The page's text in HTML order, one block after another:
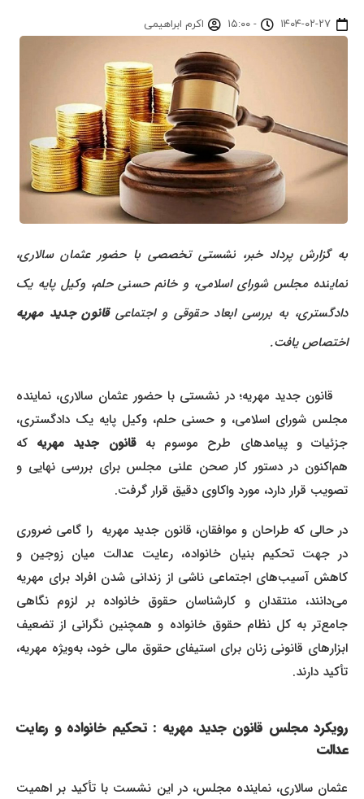
۱۴۰۴-۰۲-۲۷ - ۱۵:۰۰ اکرم ابراهیمی
به گزارش پرداد خبر، نشستی تخصصی با حضور عثمان سالاری،
نماینده مجلس شورای اسلامی، و خانم حسنی حلم، وکیل پایه یک
دادگستری، به بررسی ابعاد حقوقی و اجتماعیقانون جدید مهریه
اختصاص یافت.
قانون جدید مهریه؛ در نشستی با حضور عثمان سالاری، نماینده
مجلس شورای اسلامی، و حسنی حلم، وکیل پایه یک دادگستری،
جزئیات و پیامدهای طرح موسوم بهقانون جدید مهریهکه
هم‌اکنون در دستور کار صحن علنی مجلس برای بررسی نهایی و
تصویب قرار دارد، مورد واکاوی دقیق قرار گرفت.
در حالی که طراحان و موافقان، قانون جدید مهریه را گامی ضروری
در جهت تحکیم بنیان خانواده، رعایت عدالت میان زوجین و
کاهش آسیب‌های اجتماعی ناشی از زندانی شدن افراد برای مهریه
می‌دانند، منتقدان و کارشناسان حقوق خانواده بر لزوم نگاهی
جامع‌تر به کل نظام حقوق خانواده و همچنین نگرانی از تضعیف
ابزارهای قانونی زنان برای استیفای حقوق مالی خود، به‌ویژه مهریه،
تأکید دارند.
رویکرد مجلس قانون جدید مهریه : تحکیم خانواده و رعایت
عدالت
عثمان سالاری، نماینده مجلس، در این نشست با تأکید بر اهمیت